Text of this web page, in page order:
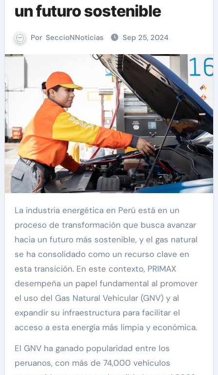
un futuro sostenible
Por SeccioNNoticias Sep 25, 2024
La industria energética en Perú está en un
proceso de transformación que busca avanzar
hacia un futuro más sostenible, y el gas natural
se ha consolidado como un recurso clave en
esta transición. En este contexto, PRIMAX
desempeña un papel fundamental al promover
el uso del Gas Natural Vehicular (GNV) y al
expandir su infraestructura para facilitar el
acceso a esta energía más limpia y económica.
El GNV ha ganado popularidad entre los
peruanos, con más de 74,000 vehículos